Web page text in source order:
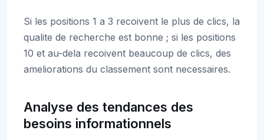
Si les positions 1 a 3 recoivent le plus de clics, la
qualite de recherche est bonne ; si les positions
10 et au-dela recoivent beaucoup de clics, des
ameliorations du classement sont necessaires.
Analyse des tendances des
besoins informationnels